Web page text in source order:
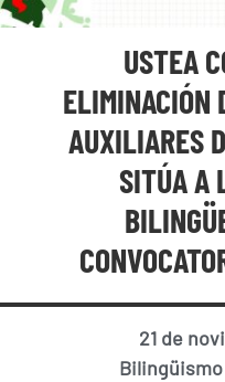
USTEA
ELIMINACIÓN
AUXILIARES
SITÚA A
21 de
Bilingüismo